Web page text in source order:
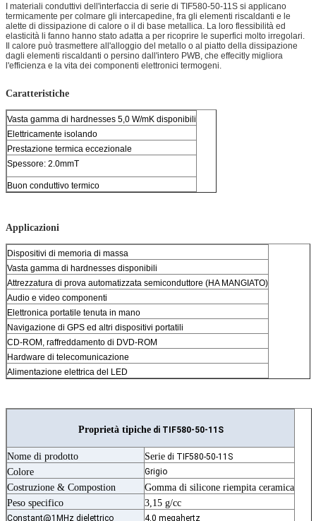
I materiali conduttivi dell'interfaccia di serie di TIF580-50-11S si applicano
termicamente per colmare gli intercapedine, fra gli elementi riscaldanti e le
alette di dissipazione di calore o il di base metallica. La loro flessibilità ed
elasticità li fanno hanno stato adatta a per ricoprire le superfici molto irregolari.
Il calore può trasmettere all'alloggio del metallo o al piatto della dissipazione
dagli elementi riscaldanti o persino dall'intero PWB, che effecitly migliora
l'efficienza e la vita dei componenti elettronici termogeni.
Caratteristiche
Vasta gamma di hardnesses 5,0 W/mK disponibili
Elettricamente isolando
Prestazione termica eccezionale
Spessore: 2.0mmT
Buon conduttivo termico
Applicazioni
Dispositivi di memoria di massa
Vasta gamma di hardnesses disponibili
Attrezzatura di prova automatizzata semiconduttore (HA MANGIATO)
Audio e video componenti
Elettronica portatile tenuta in mano
Navigazione di GPS ed altri dispositivi portatili
CD-ROM, raffreddamento di DVD-ROM
Hardware di telecomunicazione
Alimentazione elettrica del LED
Proprietà tipichedi TIF580-50-11S
Nome di prodotto Serie di TIF580-50-11S
Colore Grigio
Costruzione & Compostion
Gomma di silicone riempita ceramica
Peso specifico
3,15 g/cc
Constant@1MHz dielettrico 4,0 megahertz